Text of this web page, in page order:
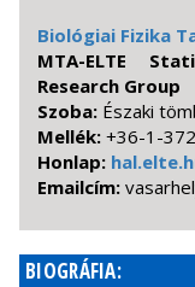
Biológiai Fizika
MTA-ELTE
Research Group
Szoba: Északi
Mellék: +36-1-
Honlap:
Emailcím:
BIOGRÁFIA: